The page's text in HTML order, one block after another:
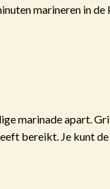
marineren in
marinade apart.
bereikt. Je kunt